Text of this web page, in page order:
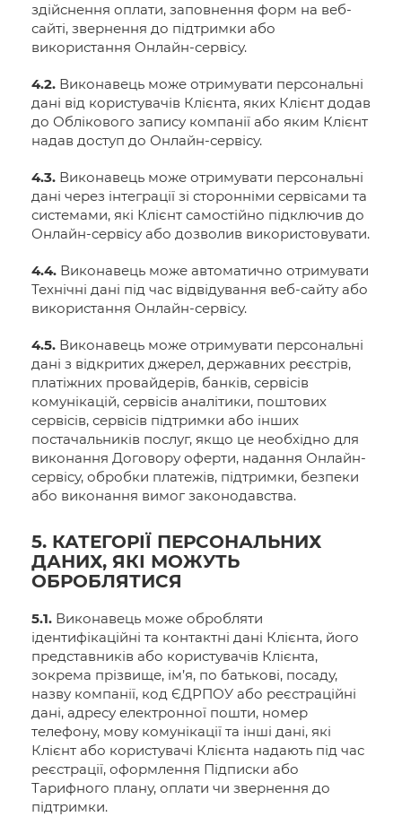
здійснення оплати, заповнення форм на веб-
сайті, звернення до підтримки або
використання Онлайн-сервісу.
4.2. Виконавець може отримувати персональні
дані від користувачів Клієнта, яких Клієнт додав
до Облікового запису компанії або яким Клієнт
надав доступ до Онлайн-сервісу.
4.3. Виконавець може отримувати персональні
дані через інтеграції зі сторонніми сервісами та
системами, які Клієнт самостійно підключив до
Онлайн-сервісу або дозволив використовувати.
4.4. Виконавець може автоматично отримувати
Технічні дані під час відвідування веб-сайту або
використання Онлайн-сервісу.
4.5. Виконавець може отримувати персональні
дані з відкритих джерел, державних реєстрів,
платіжних провайдерів, банків, сервісів
комунікацій, сервісів аналітики, поштових
сервісів, сервісів підтримки або інших
постачальників послуг, якщо це необхідно для
виконання Договору оферти, надання Онлайн-
сервісу, обробки платежів, підтримки, безпеки
або виконання вимог законодавства.
5. КАТЕГОРІЇ ПЕРСОНАЛЬНИХ
ДАНИХ, ЯКІ МОЖУТЬ
ОБРОБЛЯТИСЯ
5.1. Виконавець може обробляти
ідентифікаційні та контактні дані Клієнта, його
представників або користувачів Клієнта,
зокрема прізвище, ім’я, по батькові, посаду,
назву компанії, код ЄДРПОУ або реєстраційні
дані, адресу електронної пошти, номер
телефону, мову комунікації та інші дані, які
Клієнт або користувачі Клієнта надають під час
реєстрації, оформлення Підписки або
Тарифного плану, оплати чи звернення до
підтримки.